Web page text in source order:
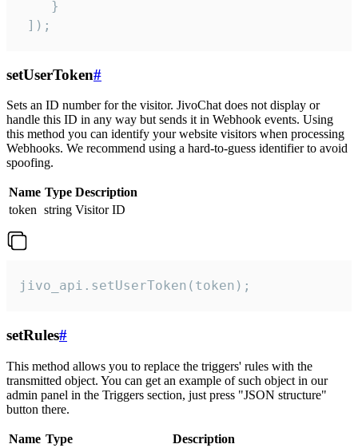
    }
]);
setUserToken#
Sets an ID number for the visitor. JivoChat does not display or
handle this ID in any way but sends it in Webhook events. Using
this method you can identify your website visitors when processing
Webhooks. We recommend using a hard-to-guess identifier to avoid
spoofing.
Name Type Description
token string Visitor ID
jivo_api.setUserToken(token);
setRules#
This method allows you to replace the triggers' rules with the
transmitted object. You can get an example of such object in our
admin panel in the Triggers section, just press "JSON structure"
button there.
Name Type
Description